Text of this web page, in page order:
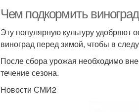
Чем подкормить
Эту популярную культуру удобряют
виноград перед зимой, чтобы в
После сбора урожая необходимо
течение сезона.
Новости СМИ2